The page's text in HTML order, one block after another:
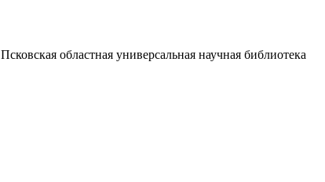
Псковская областная универсальная научная библиотека